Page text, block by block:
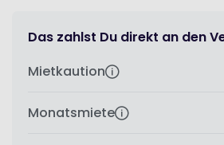
Das zahlst Du direkt an den
Mietkaution
Monatsmiete